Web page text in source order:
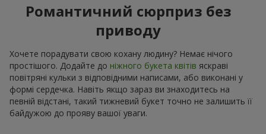
Романтичний сюрприз без
приводу
Хочете порадувати свою кохану людину? Немає нічого
простішого. Додайте до ніжного букета квітів яскраві
повітряні кульки з відповідними написами, або виконані у
формі сердечка. Навіть якщо зараз ви знаходитесь на
певній відстані, такий тижневий букет точно не залишить її
байдужою до прояву вашої уваги.